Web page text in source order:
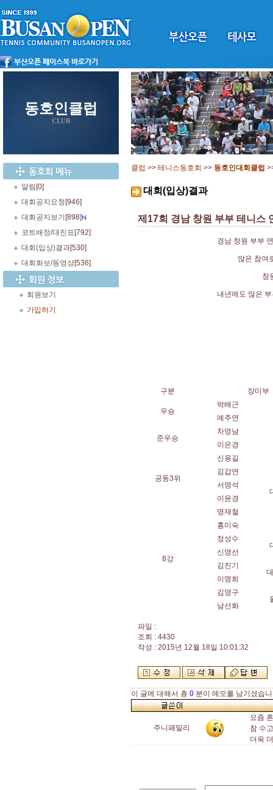
동호인클럽
CLUB
알림 [0]
대회공지요청 [946]
대회공지보기 [898]
코트배정/대진표 [792]
대회(입상)결과[530]
대회화보/동영상[536]
회원보기
가입하기
클럽 >> 테니스동호회 >> 동호인대회클럽
대회(입상)결과
제17회 경남 창원 부부 테니스
경남 창원 부부
많은 참여
창
내년에도 많은
구분 장미부
우승
박배근
예주연
준우승
차영남
이은경
공동3위
신용길
김갑연
서명석
이윤경
8강
명재철
홍미숙
정성수
신영선
김진기
이명희
김영구
남선화
파일 :
조회 : 4430
작성 : 2015년 12월 18일 10:01:32
이 글에 대해서 총 0 분이 메모를 남기셨습
주니패밀리
요즘
참 수
더욱